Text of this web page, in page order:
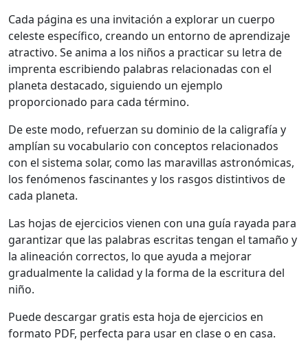
Cada página es una invitación a explorar un cuerpo
celeste específico, creando un entorno de aprendizaje
atractivo. Se anima a los niños a practicar su letra de
imprenta escribiendo palabras relacionadas con el
planeta destacado, siguiendo un ejemplo
proporcionado para cada término.
De este modo, refuerzan su dominio de la caligrafía y
amplían su vocabulario con conceptos relacionados
con el sistema solar, como las maravillas astronómicas,
los fenómenos fascinantes y los rasgos distintivos de
cada planeta.
Las hojas de ejercicios vienen con una guía rayada para
garantizar que las palabras escritas tengan el tamaño y
la alineación correctos, lo que ayuda a mejorar
gradualmente la calidad y la forma de la escritura del
niño.
Puede descargar gratis esta hoja de ejercicios en
formato PDF, perfecta para usar en clase o en casa.